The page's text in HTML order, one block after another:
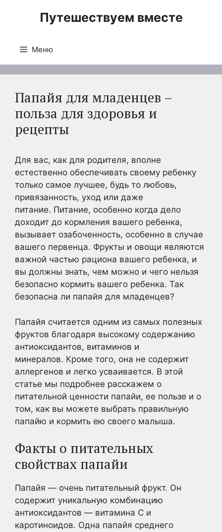
Путешествуем вместе
Меню
Папайя для младенцев –
польза для здоровья и
рецепты
Для вас, как для родителя, вполне
естественно обеспечивать своему ребенку
только самое лучшее, будь то любовь,
привязанность, уход или даже
питание. Питание, особенно когда дело
доходит до кормления вашего ребенка,
вызывает озабоченность, особенно в случае
вашего первенца. Фрукты и овощи являются
важной частью рациона вашего ребенка, и
вы должны знать, чем можно и чего нельзя
безопасно кормить вашего ребенка. Так
безопасна ли папайя для младенцев?
Папайя считается одним из самых полезных
фруктов благодаря высокому содержанию
антиоксидантов, витаминов и
минералов. Кроме того, она не содержит
аллергенов и легко усваивается. В этой
статье мы подробнее расскажем о
питательной ценности папайи, ее пользе и о
том, как вы можете выбрать правильную
папайю и кормить ею своего малыша.
Факты о питательных
свойствах папайи
Папайя — очень питательный фрукт. Он
содержит уникальную комбинацию
антиоксидантов — витамина С и
каротиноидов. Одна папайя среднего